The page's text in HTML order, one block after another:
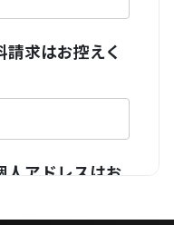
求はお控えく
アドレスはお